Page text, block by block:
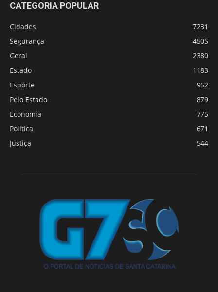
CATEGORIA POPULAR
Cidades
7231
Segurança
4505
Geral
2380
Estado
1183
Esporte
952
Pelo Estado
879
Economia
775
Política
671
Justiça
544